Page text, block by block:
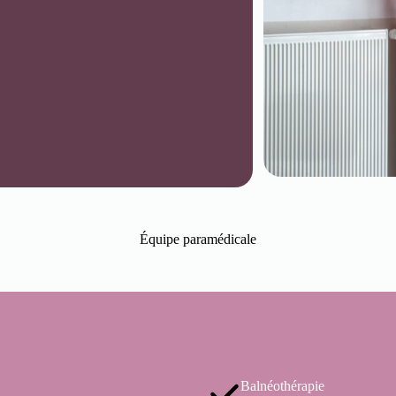
Équipe paramédicale
Balnéothérapie